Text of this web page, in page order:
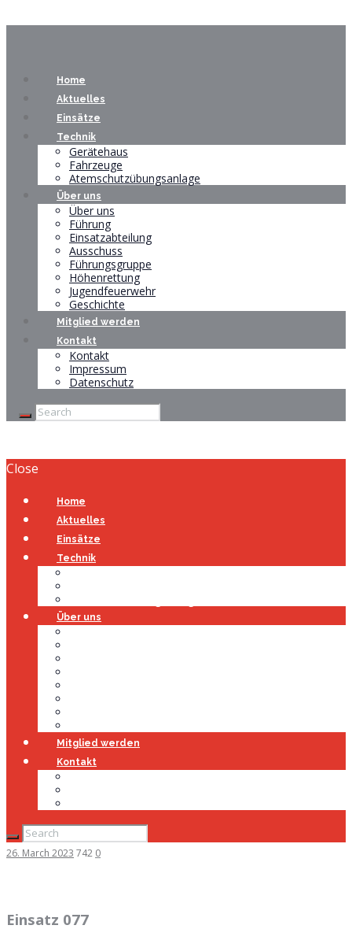
Home
Aktuelles
Einsätze
Technik
Gerätehaus
Fahrzeuge
Atemschutzübungsanlage
Über uns
Über uns
Führung
Einsatzabteilung
Ausschuss
Führungsgruppe
Höhenrettung
Jugendfeuerwehr
Geschichte
Mitglied werden
Kontakt
Kontakt
Impressum
Datenschutz
Close
Home
Aktuelles
Einsätze
Technik
Über uns
Mitglied werden
Kontakt
26. March 2023 742 0
Einsatz 077